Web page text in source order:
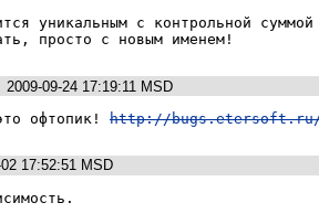
уникальным с контрольной
2009-09-24 17:19:11 MSD
офтопик! http://bugs.etersoft.ru/
17:52:51 MSD